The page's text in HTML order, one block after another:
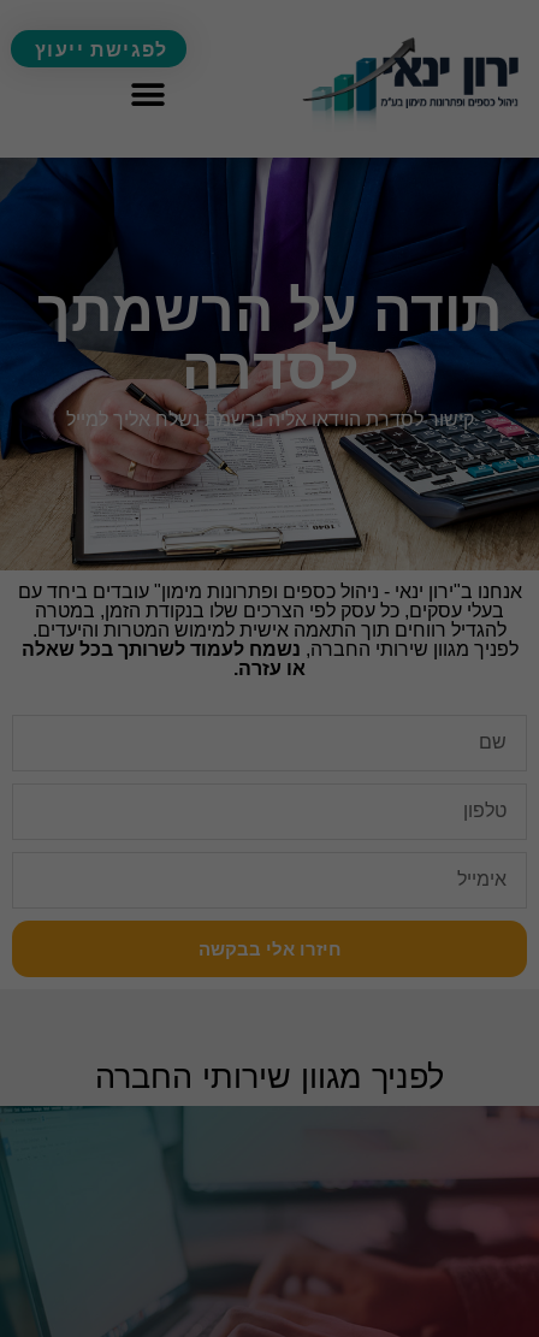
לפגישת ייעוץ
תודה על הרשמתך
לסדרה
קישור לסדרת הוידאו אליה נרשמת נשלח אליך למייל
אנחנו ב"ירון ינאי - ניהול כספים ופתרונות מימון" עובדים ביחד עם
בעלי עסקים, כל עסק לפי הצרכים שלו בנקודת הזמן, במטרה
להגדיל רווחים תוך התאמה אישית למימוש המטרות והיעדים.
לפניך מגוון שירותי החברה, נשמח לעמוד לשרותך בכל שאלה
או עזרה.
חיזרו אלי בבקשה
לפניך מגוון שירותי החברה